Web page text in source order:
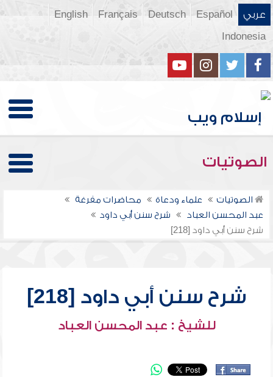
عربي Español
Deutsch
Français
English
Indonesia
الصوتيات
الصوتيات علماء ودعاة
محاضرات مفرغة
عبد المحسن العباد
شرح سنن أبي داود
شرح سنن أبي داود [218]
شرح سنن أبي داود [218]
للشيخ : عبد المحسن العباد